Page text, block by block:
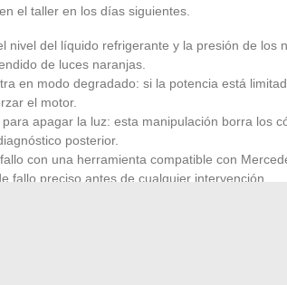
el taller en los días siguientes.
nivel del líquido refrigerante y la presión de los
de luces naranjas.
en modo degradado: si la potencia está
el motor.
apagar la luz: esta manipulación borra los
posterior.
con una herramienta compatible con
fallo preciso antes de cualquier intervención.